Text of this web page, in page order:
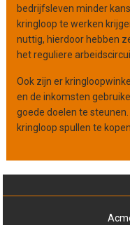
bedrijfsleven minder
kringloop te werken
nuttig, hierdoor hebben
het reguliere
Ook zijn er
en de inkomsten
goede doelen te
kringloop spullen te